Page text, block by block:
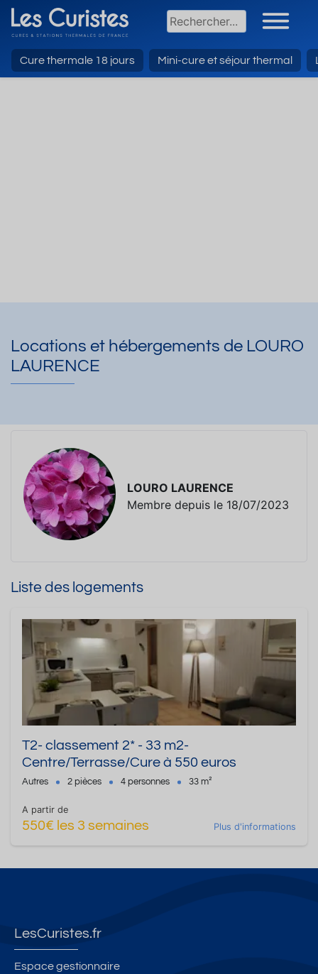
Cure thermale 18 jours Mini-cure et séjour thermal
Locations et hébergements de LOURO
LAURENCE
LOURO LAURENCE
Membre depuis le 18/07/2023
Liste des logements
T2- classement 2* - 33 m2-
Centre/Terrasse/Cure à 550 euros
Autres 2 pièces 4 personnes 33 m²
A partir de
550€ les 3 semaines Plus d'informations
LesCuristes.fr
Espace gestionnaire